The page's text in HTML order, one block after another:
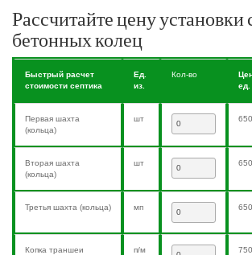
Рассчитайте цену установки
бетонных колец
Быстрый расчет
стоимости септика
Ед.
из.
Кол-во
ед.
Первая шахта
(кольца)
шт
Вторая шахта
(кольца)
шт
Третья шахта (кольца) мп
Копка траншеи
п/м